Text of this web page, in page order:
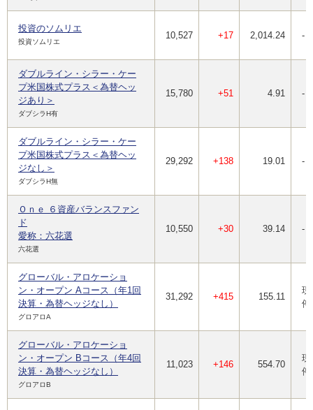
投資のソムリエ
投資ソムリエ
10,527 +17 2,014.24 -
ダブルライン・シラー・ケー
プ米国株式プラス＜為替ヘッ
ジあり＞
ダブシラH有
15,780 +51 4.91 -
ダブルライン・シラー・ケー
プ米国株式プラス＜為替ヘッ
ジなし＞
ダブシラH無
29,292 +138 19.01 -
Ｏｎｅ ６資産バランスファン
ド
愛称：六花選
六花選
10,550 +30 39.14 -
グローバル・アロケーショ
ン・オープン Aコース（年1回
決算・為替ヘッジなし）
グロアロA
31,292 +415 155.11
現
停
グローバル・アロケーショ
ン・オープン Bコース（年4回
決算・為替ヘッジなし）
グロアロB
11,023 +146 554.70
現
停